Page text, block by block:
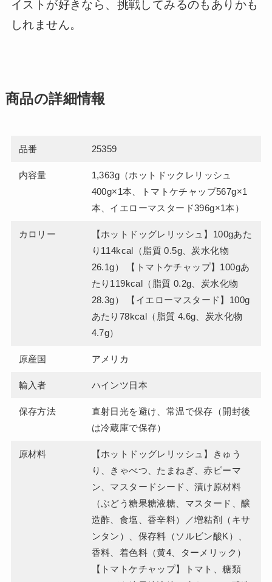
イストが好きなら、挑戦してみるのもありかも
しれません。
商品の詳細情報
品番 25359
内容量
1,363g（ホットドックレリッシュ
400g×1本、トマトケチャップ567g×1
本、イエローマスタード396g×1本）
カロリー
【ホットドッグレリッシュ】100gあた
り114kcal（脂質 0.5g、炭水化物
26.1g） 【トマトケチャップ】100gあ
たり119kcal（脂質 0.2g、炭水化物
28.3g） 【イエローマスタード】100g
あたり78kcal（脂質 4.6g、炭水化物
4.7g）
原産国 アメリカ
輸入者 ハインツ日本
保存方法
直射日光を避け、常温で保存（開封後
は冷蔵庫で保存）
原材料
【ホットドッグレリッシュ】きゅう
り、きゃべつ、たまねぎ、赤ピーマ
ン、マスタードシード、漬け原材料
（ぶどう糖果糖液糖、マスタード、醸
造酢、食塩、香辛料）／増粘剤（キサ
ンタン）、保存料（ソルビン酸K）、
香料、着色料（黄4、ターメリック）
【トマトケチャップ】トマト、糖類